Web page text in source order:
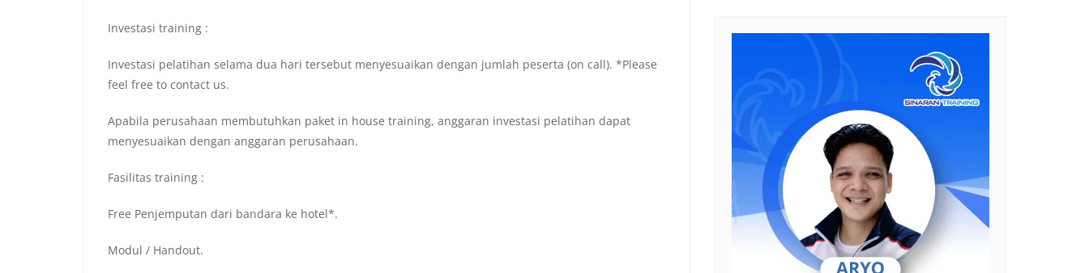
Investasi training :
Investasi pelatihan selama dua hari tersebut menyesuaikan dengan jumlah peserta (on call). *Please
feel free to contact us.
Apabila perusahaan membutuhkan paket in house training, anggaran investasi pelatihan dapat
menyesuaikan dengan anggaran perusahaan.
Fasilitas training :
Free Penjemputan dari bandara ke hotel*.
Modul / Handout.